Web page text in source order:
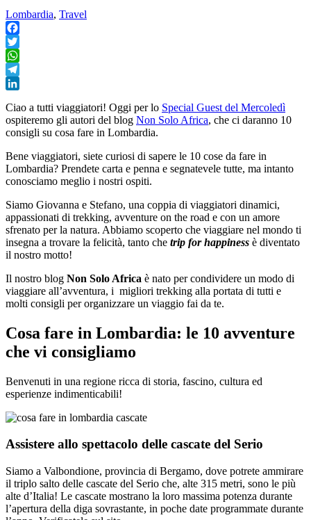
Lombardia, Travel
Facebook
Twitter
WhatsApp
Telegram
Ciao a tutti viaggiatori! Oggi per lo Special Guest del Mercoledì
ospiteremo gli autori del blog Non Solo Africa, che ci daranno 10
consigli su cosa fare in Lombardia.
Bene viaggiatori, siete curiosi di sapere le 10 cose da fare in
Lombardia? Prendete carta e penna e segnatevele tutte, ma intanto
conosciamo meglio i nostri ospiti.
Siamo Giovanna e Stefano, una coppia di viaggiatori dinamici,
appassionati di trekking, avventure on the road e con un amore
sfrenato per la natura. Abbiamo scoperto che viaggiare nel mondo ti
insegna a trovare la felicità, tanto che trip for happiness è diventato
il nostro motto!
Il nostro blog Non Solo Africa è nato per condividere un modo di
viaggiare all’avventura, i migliori trekking alla portata di tutti e
molti consigli per organizzare un viaggio fai da te.
Cosa fare in Lombardia: le 10 avventure
che vi consigliamo
Benvenuti in una regione ricca di storia, fascino, cultura ed
esperienze indimenticabili!
Assistere allo spettacolo delle cascate del Serio
Siamo a Valbondione, provincia di Bergamo, dove potrete ammirare
il triplo salto delle cascate del Serio che, alte 315 metri, sono le più
alte d’Italia! Le cascate mostrano la loro massima potenza durante
l’apertura della diga sovrastante, in poche date programmate durante